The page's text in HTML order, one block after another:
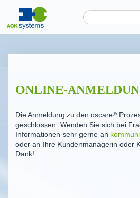
ONLINE-
Die Anmeldung zu den oscare®
geschlossen. Wenden Sie sich bei
Informationen sehr gerne an
oder an Ihre Kundenmanagerin oder
Dank!